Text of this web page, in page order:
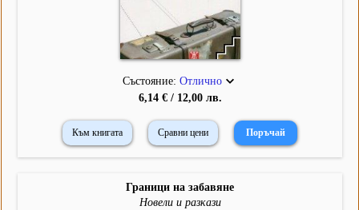
Състояние: Отлично
6,14 € / 12,00 лв.
Към книгата Сравни цени
Граници на забавяне
Новели и разкази